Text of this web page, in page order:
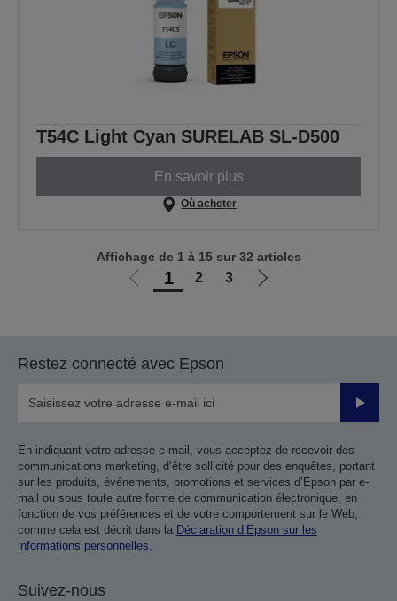
T54C Light Cyan SURELAB SL-D500
En savoir plus
Où acheter
Aller
précédente
1 2 3
Aller
Affichage de 1 à 15 sur 32 articles
Restez connecté avec Epson
Valider
En indiquant votre adresse e-mail, vous acceptez de recevoir des
communications marketing, d’être sollicité pour des enquêtes, portant
sur les produits, événements, promotions et services d’Epson par e-
mail ou sous toute autre forme de communication électronique, en
fonction de vos préférences et de votre comportement sur le Web,
comme cela est décrit dans la Déclaration d’Epson sur les
informations personnelles.
Suivez-nous